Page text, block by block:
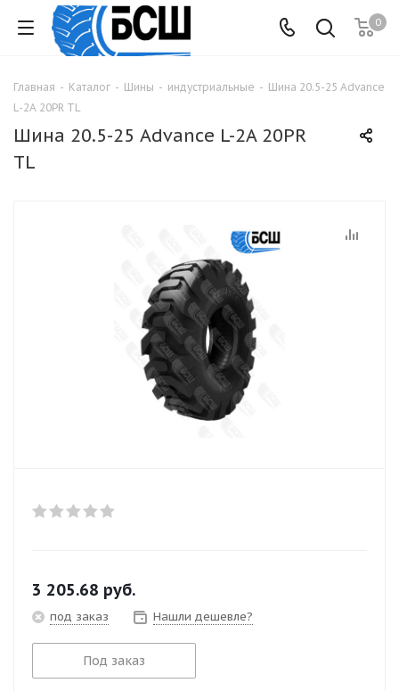
0
Главная - Каталог - Шины - индустриальные - Шина 20.5-25 Advance
L-2A 20PR TL
Шина 20.5-25 Advance L-2A 20PR
TL
3 205.68 руб.
под заказ Нашли дешевле?
Под заказ